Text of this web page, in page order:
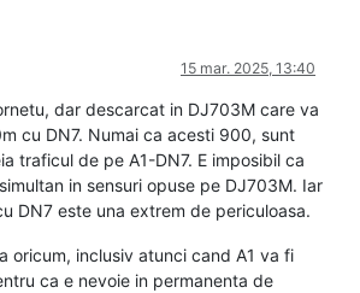
15 mar. 2025, 13:40
dar descarcat in DJ703M care va
cu DN7. Numai ca acesti 900, sunt
traficul de pe A1-DN7. E imposibil ca
in sensuri opuse pe DJ703M. Iar
DN7 este una extrem de periculoasa.
oricum, inclusiv atunci cand A1 va fi
ca e nevoie in permanenta de